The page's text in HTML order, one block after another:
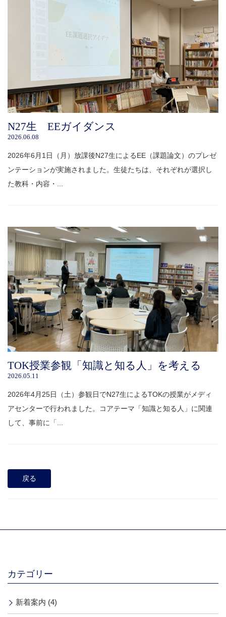
N27生 EEガイダンス
2026.06.08
2026年6月1日（月）放課後N27生によるEE（課題論文）のプレゼ
ンテーションが実施されました。生徒たちは、それぞれが選択し
た教科・内容・...
TOK授業参観「知識と知る人」を考える
2026.05.11
2026年4月25日（土）参観日でN27生によるTOKの授業がメディ
アセンターで行われました。コアテーマ「知識と知る人」に関連
して、事前に「...
戻る
カテゴリー
新着案内 (4)